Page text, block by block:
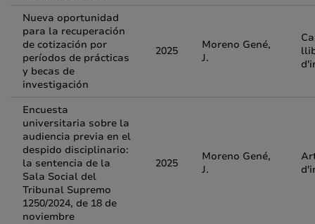
Nueva oportunidad
para la recuperación
de cotización por
períodos de prácticas
y becas de
investigación
2025
Moreno Gené,
J.
Encuesta
universitaria sobre la
audiencia previa en el
despido disciplinario:
la sentencia de la
Sala Social del
Tribunal Supremo
1250/2024, de 18 de
noviembre
2025
Moreno Gené,
J.